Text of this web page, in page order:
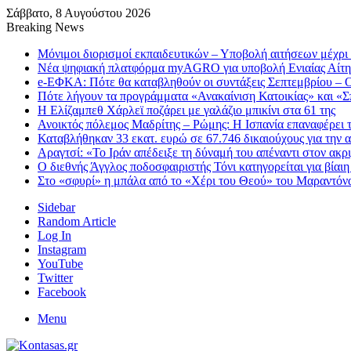
Σάββατο, 8 Αυγούστου 2026
Breaking News
Μόνιμοι διορισμοί εκπαιδευτικών – Υποβολή αιτήσεων
Νέα ψηφιακή πλατφόρμα myAGRO για υποβολή Ενιαίας
e-ΕΦΚΑ: Πότε θα καταβληθούν οι συντάξεις Σεπτεμβρίου –
Πότε λήγουν τα προγράμματα «Ανακαίνιση Κατοικίας» και
Η Ελίζαμπεθ Χάρλεϊ ποζάρει με γαλάζιο μπικίνι στα 61 της
Ανοικτός πόλεμος Μαδρίτης – Ρώμης: Η Ισπανία επαναφέρει
Καταβλήθηκαν 33 εκατ. ευρώ σε 67.746 δικαιούχους για την
Αραγτσί: «Το Ιράν απέδειξε τη δύναμή του απέναντι στον
Ο διεθνής Άγγλος ποδοσφαιριστής Τόνι κατηγορείται για
Στο «σφυρί» η μπάλα από το «Χέρι του Θεού» του
Sidebar
Random Article
Log In
Instagram
YouTube
Twitter
Facebook
Menu